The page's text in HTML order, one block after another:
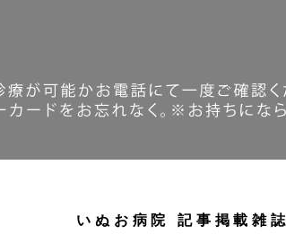
いぬお病院 記事掲載雑誌